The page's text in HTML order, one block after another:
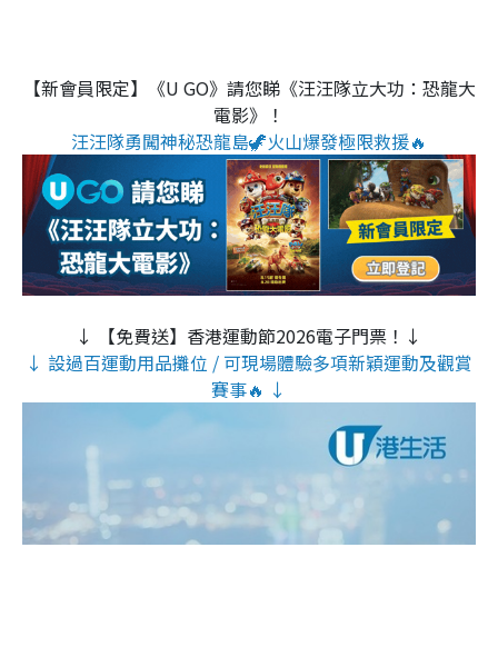
【新會員限定】《U GO》請您睇《汪汪隊立大功：恐龍大
電影》！
汪汪隊勇闖神秘恐龍島🦖火山爆發極限救援🔥
↓ 【免費送】香港運動節2026電子門票！↓
↓ 設過百運動用品攤位 / 可現場體驗多項新穎運動及觀賞
賽事🔥 ↓